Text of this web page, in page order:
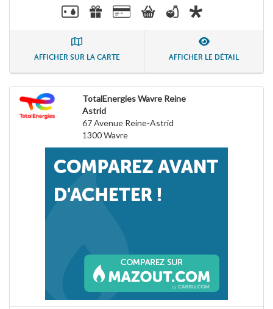
AFFICHER SUR LA CARTE AFFICHER LE DÉTAIL
TotalEnergies Wavre Reine
Astrid
67 Avenue Reine-Astrid
1300Wavre